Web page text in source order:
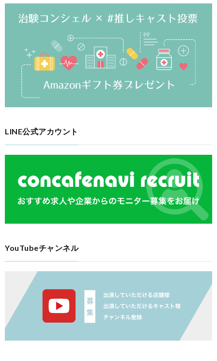
LINE公式アカウント
YouTubeチャンネル